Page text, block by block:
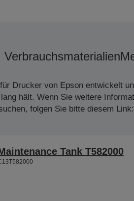
Verbrauchsmaterialien
Drucker von Epson entwickelt
hält. Wenn Sie weitere
folgen Sie bitte diesem Link:
Tank T582000